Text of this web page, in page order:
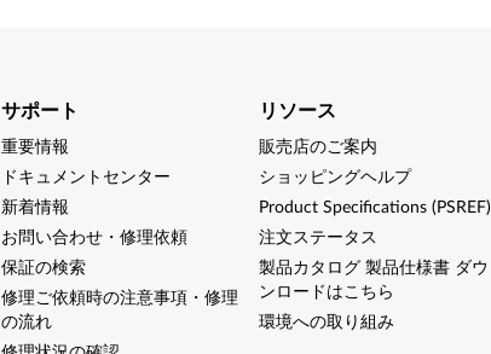
サポート
重要情報
ドキュメントセンター
新着情報
お問い合わせ・修理依頼
保証の検索
修理ご依頼時の注意事項・修理
の流れ
リソース
販売店のご案内
ショッピングヘルプ
Product Specifications (PSREF)
注文ステータス
製品カタログ 製品仕様書 ダウ
ンロードはこちら
環境への取り組み